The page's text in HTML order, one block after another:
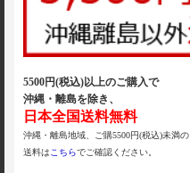
5500円(税込)以上のご購入で
沖縄・離島を除き、
日本全国送料無料
沖縄・離島地域、ご購5500円(税込)未満の
送料は こちらでご確認ください。